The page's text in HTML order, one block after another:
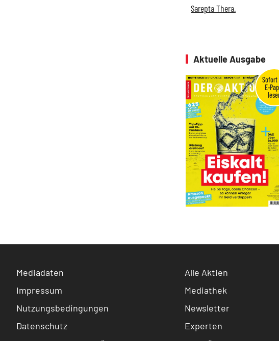
Sarepta Thera.
Aktuelle Ausgabe
Mediadaten
Impressum
Nutzungsbedingungen
Datenschutz
Alle Aktien
Mediathek
Newsletter
Experten